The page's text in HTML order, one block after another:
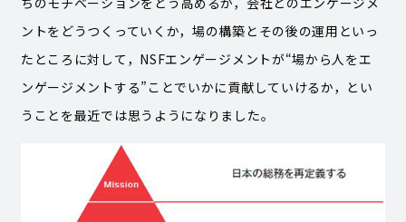
ントをどうつくっていくか，場の構築とその後の運用といっ
たところに対して，NSFエンゲージメントが“場から人をエ
ンゲージメントする”ことでいかに貢献していけるか，とい
うことを最近では思うようになりました。